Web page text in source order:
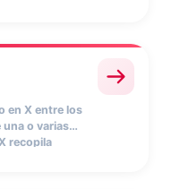
en X entre los
una o varias
recopila